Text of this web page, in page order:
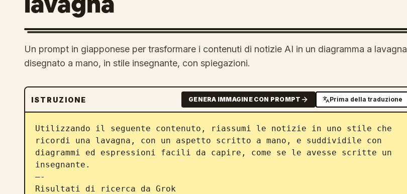
Un prompt in giapponese per trasformare i contenuti di notizie AI in un diagramma a lavagna
disegnato a mano, in stile insegnante, con spiegazioni.
ISTRUZIONE GENERA IMMAGINE CON PROMPT Prima della traduzione
Utilizzando il seguente contenuto, riassumi le notizie in uno stile che
ricordi una lavagna, con un aspetto scritto a mano, e suddividile con
diagrammi ed espressioni facili da capire, come se le avesse scritte un
insegnante.
—-
Risultati di ricerca da Grok